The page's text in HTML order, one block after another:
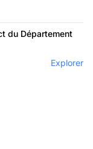
du Département
Explorer